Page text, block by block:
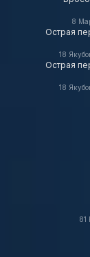
8
Острая
18
Острая
18
81